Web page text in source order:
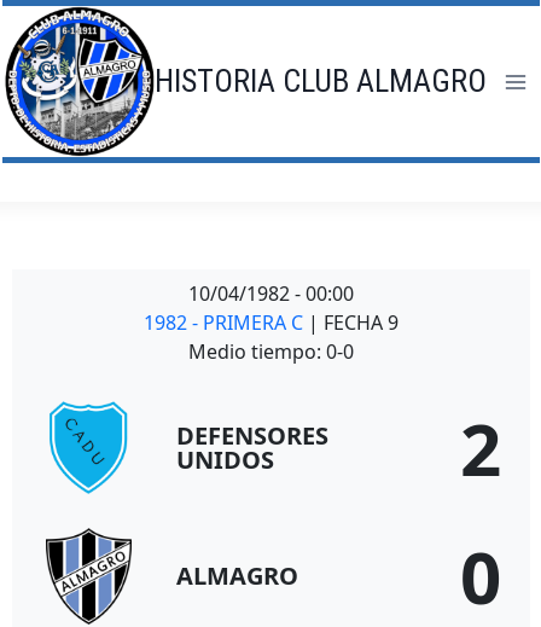
Saltar
al
contenido
HISTORIA CLUB ALMAGRO
10/04/1982 - 00:00
1982 - PRIMERA C | FECHA 9
Medio tiempo: 0-0
DEFENSORES
UNIDOS 2
ALMAGRO 0